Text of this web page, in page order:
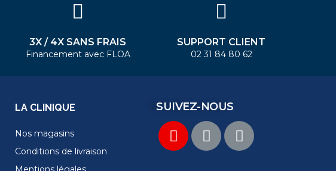
3X / 4X SANS FRAIS
Financement avec FLOA
SUPPORT CLIENT
02 31 84 80 62
LA CLINIQUE
Nos magasins
Conditions de livraison
SUIVEZ-NOUS